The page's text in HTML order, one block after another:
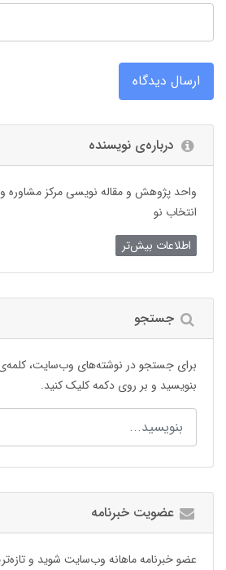
ارسال دیدگاه
درباره‌ی نویسنده
واحد پژوهش و مقاله نویسی مرکز مشاوره
انتخاب نو
اطلاعات بیش‌تر
جستجو
برای جستجو در نوشته‌های وب‌سایت،
بنویسید و بر روی دکمه کلیک کنید.
عضویت خبرنامه
عضو خبرنامه ماهانه وب‌سایت شوید و